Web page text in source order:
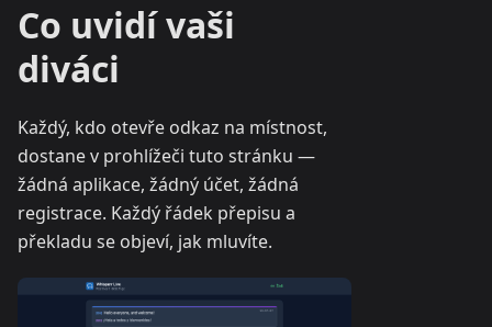
Co uvidí vaši
diváci
Každý, kdo otevře odkaz na místnost,
dostane v prohlížeči tuto stránku —
žádná aplikace, žádný účet, žádná
registrace. Každý řádek přepisu a
překladu se objeví, jak mluvíte.